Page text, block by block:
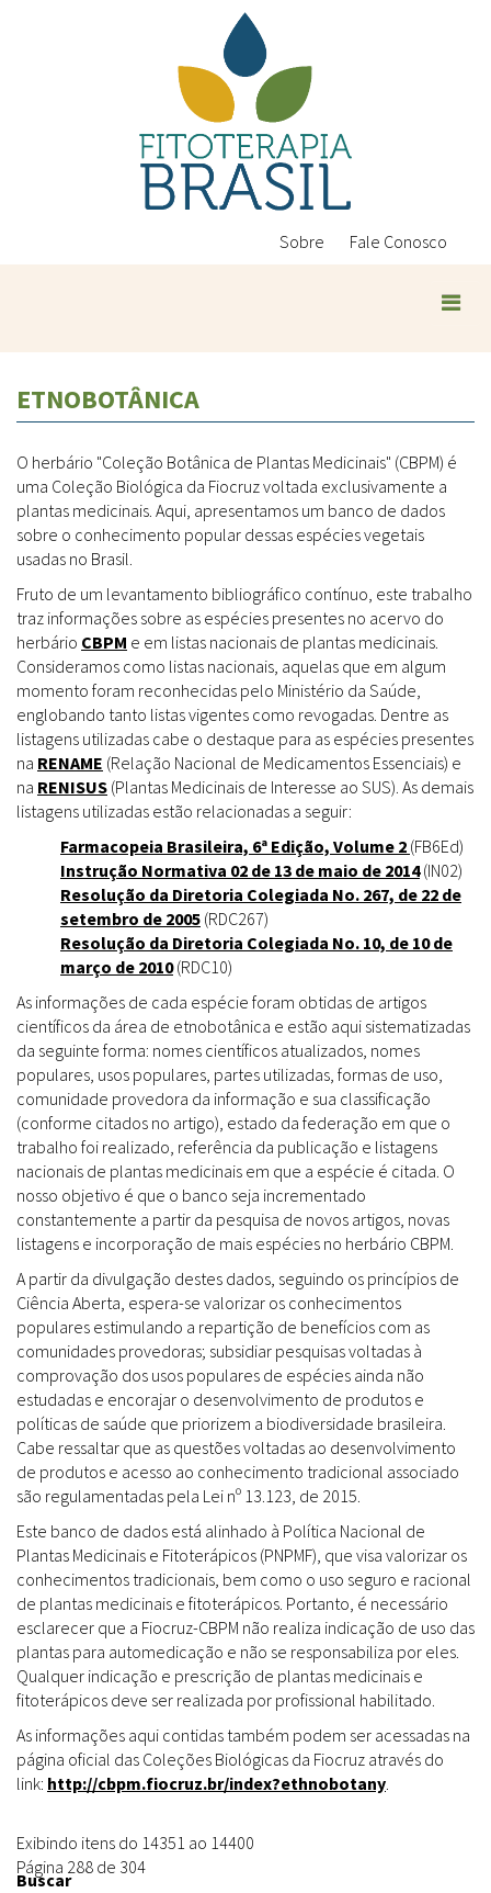
Sobre Fale Conosco
ETNOBOTÂNICA
O herbário "Coleção Botânica de Plantas Medicinais" (CBPM) é
uma Coleção Biológica da Fiocruz voltada exclusivamente a
plantas medicinais. Aqui, apresentamos um banco de dados
sobre o conhecimento popular dessas espécies vegetais
usadas no Brasil.
Fruto de um levantamento bibliográfico contínuo, este trabalho
traz informações sobre as espécies presentes no acervo do
herbário CBPM e em listas nacionais de plantas medicinais.
Consideramos como listas nacionais, aquelas que em algum
momento foram reconhecidas pelo Ministério da Saúde,
englobando tanto listas vigentes como revogadas. Dentre as
listagens utilizadas cabe o destaque para as espécies presentes
na RENAME (Relação Nacional de Medicamentos Essenciais) e
na RENISUS (Plantas Medicinais de Interesse ao SUS). As demais
listagens utilizadas estão relacionadas a seguir:
Farmacopeia Brasileira, 6ª Edição, Volume 2 (FB6Ed)
Instrução Normativa 02 de 13 de maio de 2014(IN02)
Resolução da Diretoria Colegiada No. 267, de 22 de
setembro de 2005 (RDC267)
Resolução da Diretoria Colegiada No. 10, de 10 de
março de 2010(RDC10)
As informações de cada espécie foram obtidas de artigos
científicos da área de etnobotânica e estão aqui sistematizadas
da seguinte forma: nomes científicos atualizados, nomes
populares, usos populares, partes utilizadas, formas de uso,
comunidade provedora da informação e sua classificação
(conforme citados no artigo), estado da federação em que o
trabalho foi realizado, referência da publicação e listagens
nacionais de plantas medicinais em que a espécie é citada. O
nosso objetivo é que o banco seja incrementado
constantemente a partir da pesquisa de novos artigos, novas
listagens e incorporação de mais espécies no herbário CBPM.
A partir da divulgação destes dados, seguindo os princípios de
Ciência Aberta, espera-se valorizar os conhecimentos
populares estimulando a repartição de benefícios com as
comunidades provedoras; subsidiar pesquisas voltadas à
comprovação dos usos populares de espécies ainda não
estudadas e encorajar o desenvolvimento de produtos e
políticas de saúde que priorizem a biodiversidade brasileira.
Cabe ressaltar que as questões voltadas ao desenvolvimento
de produtos e acesso ao conhecimento tradicional associado
são regulamentadas pela Lei nº 13.123, de 2015.
Este banco de dados está alinhado à Política Nacional de
Plantas Medicinais e Fitoterápicos (PNPMF), que visa valorizar os
conhecimentos tradicionais, bem como o uso seguro e racional
de plantas medicinais e fitoterápicos. Portanto, é necessário
esclarecer que a Fiocruz-CBPM não realiza indicação de uso das
plantas para automedicação e não se responsabiliza por eles.
Qualquer indicação e prescrição de plantas medicinais e
fitoterápicos deve ser realizada por profissional habilitado.
As informações aqui contidas também podem ser acessadas na
página oficial das Coleções Biológicas da Fiocruz através do
link: http://cbpm.fiocruz.br/index?ethnobotany.
Exibindo itens do 14351 ao 14400
Página 288 de 304
Buscar